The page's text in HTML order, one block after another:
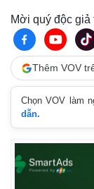
Mời quý độc giả
Thêm VOV
Chọn VOV làm
dẫn.